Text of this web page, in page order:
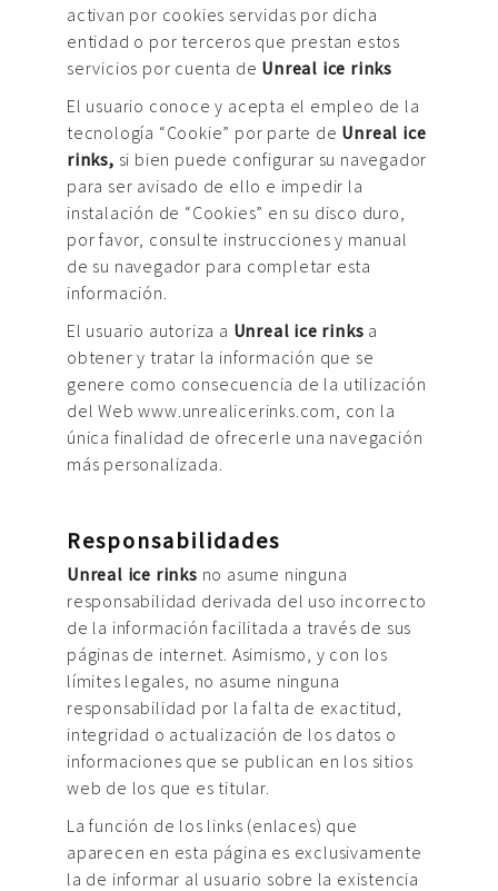
activan por cookies servidas por dicha
entidad o por terceros que prestan estos
servicios por cuenta de Unreal ice rinks
El usuario conoce y acepta el empleo de la
tecnología “Cookie” por parte de Unreal ice
rinks, si bien puede configurar su navegador
para ser avisado de ello e impedir la
instalación de “Cookies” en su disco duro,
por favor, consulte instrucciones y manual
de su navegador para completar esta
información.
El usuario autoriza a Unreal ice rinks a
obtener y tratar la información que se
genere como consecuencia de la utilización
del Webwww.unrealicerinks.com, con la
única finalidad de ofrecerle una navegación
más personalizada.
Responsabilidades
Unreal ice rinks no asume ninguna
responsabilidad derivada del uso incorrecto
de la información facilitada a través de sus
páginas de internet. Asimismo, y con los
límites legales, no asume ninguna
responsabilidad por la falta de exactitud,
integridad o actualización de los datos o
informaciones que se publican en los sitios
web de los que es titular.
La función de los links (enlaces) que
aparecen en esta página es exclusivamente
la de informar al usuario sobre la existencia